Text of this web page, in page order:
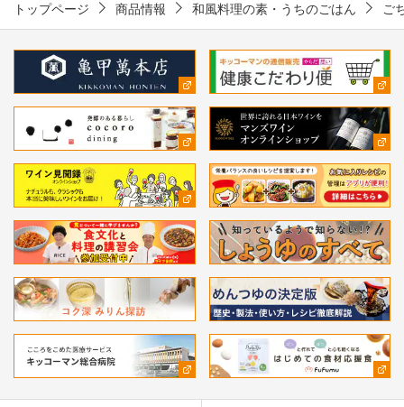
トップページ 商品情報 和風料理の素・うちのごはん ご